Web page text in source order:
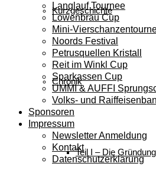
Kurzgeschichte
Chronik
Teil I – Die
Langlauf Tournee
Löwenbräu Cup
Mini-
Noords Festival
Petrusquellen Kristall
Reit im Winkl Cup
Sparkassen Cup
UMMI & AUFFI
Volks- und
Sponsoren
Impressum
Newsletter Anmeldung
Kontakt
Datenschutzerklärung